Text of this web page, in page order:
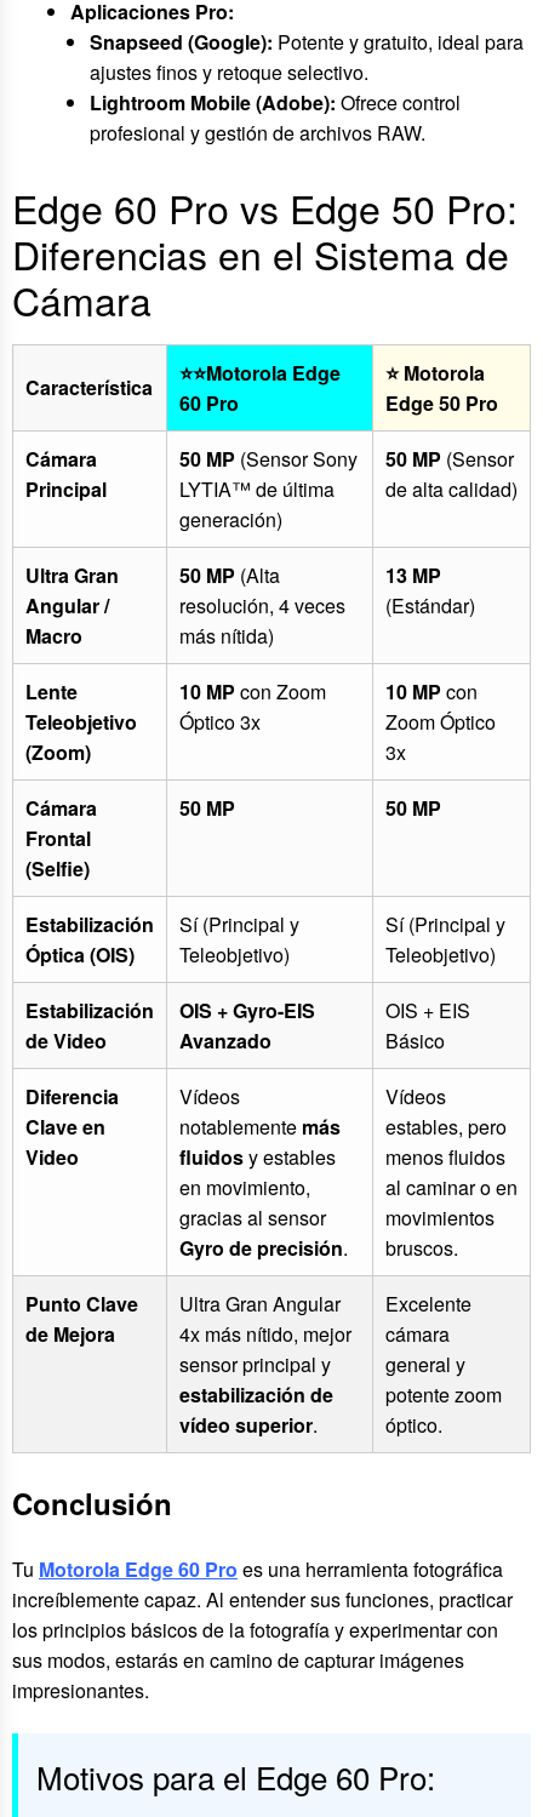
Aplicaciones Pro:
Snapseed (Google): Potente y gratuito, ideal para
ajustes finos y retoque selectivo.
Lightroom Mobile (Adobe): Ofrece control
profesional y gestión de archivos RAW.
Edge 60 Pro vs Edge 50 Pro:
Diferencias en el Sistema de
Cámara
Característica
⭐⭐Motorola Edge
60 Pro
⭐Motorola
Edge 50 Pro
Cámara
Principal
50 MP (Sensor Sony
LYTIA™ de última
generación)
50 MP (Sensor
de alta calidad)
Ultra Gran
Angular /
Macro
50 MP (Alta
resolución, 4 veces
más nítida)
13 MP
(Estándar)
Lente
Teleobjetivo
(Zoom)
10 MP con Zoom
Óptico 3x
10 MP con
Zoom Óptico
3x
Cámara
Frontal
(Selfie)
50 MP 50 MP
Estabilización
Óptica (OIS)
Sí (Principal y
Teleobjetivo)
Sí (Principal y
Teleobjetivo)
Estabilización
de Video
OIS + Gyro-EIS
Avanzado
OIS + EIS
Básico
Diferencia
Clave en
Video
Vídeos
notablemente más
fluidosy estables
en movimiento,
gracias al sensor
Gyro de precisión.
Vídeos
estables, pero
menos fluidos
al caminar o en
movimientos
bruscos.
Punto Clave
de Mejora
Ultra Gran Angular
4x más nítido, mejor
sensor principal y
estabilización de
vídeo superior.
Excelente
cámara
general y
potente zoom
óptico.
Conclusión
Tu Motorola Edge 60 Pro es una herramienta fotográfica
increíblemente capaz. Al entender sus funciones, practicar
los principios básicos de la fotografía y experimentar con
sus modos, estarás en camino de capturar imágenes
impresionantes.
Motivos para el Edge 60 Pro: